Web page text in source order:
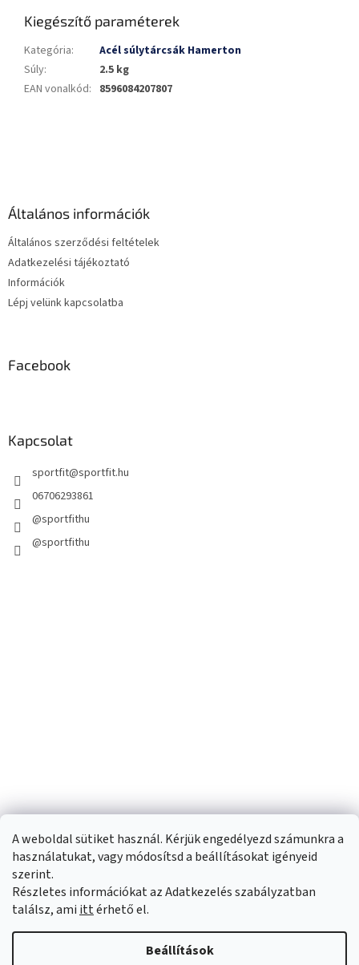
A weboldal sütiket használ. Kérjük engedélyezd számunkra a
használatukat, vagy módosítsd a beállításokat igényeid
szerint.
Részletes információkat az Adatkezelés szabályzatban
találsz, ami ittérhető el.
Beállítások
Kiegészítő paraméterek
Kategória:
Acél súlytárcsák Hamerton
Súly:
2.5 kg
EAN vonalkód: 8596084207807
Általános információk
Általános szerződési feltételek
Adatkezelési tájékoztató
Információk
Lépj velünk kapcsolatba
Facebook
Kapcsolat
sportfit@sportfit.hu
06706293861
@sportfithu
@sportfithu
Shoptet készítette
Sportfit.hu. Minden jog fenntartva.